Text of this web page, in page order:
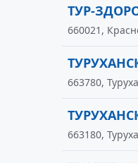
ТУР-
660021,
663780,
663180,